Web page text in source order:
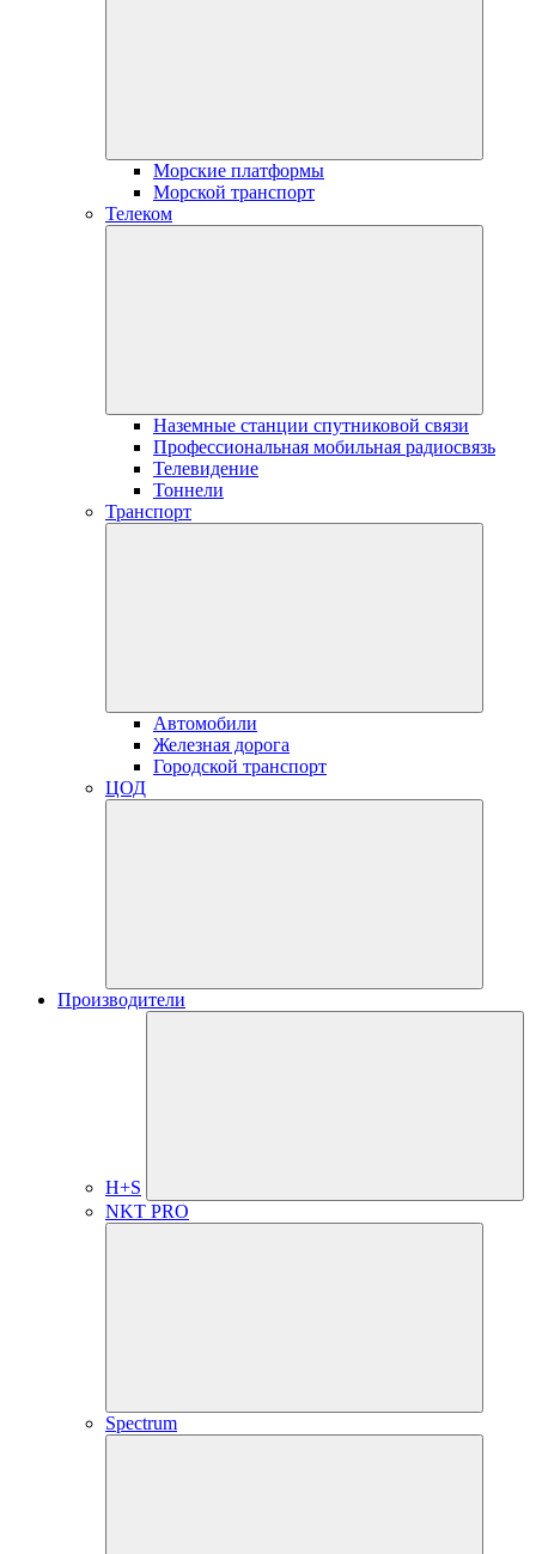
Морские платформы
Морской транспорт
Телеком
Наземные станции спутниковой связи
Профессиональная мобильная радиосвязь
Телевидение
Тоннели
Транспорт
Автомобили
Железная дорога
Городской транспорт
ЦОД
Производители
H+S
NKT PRO
Spectrum